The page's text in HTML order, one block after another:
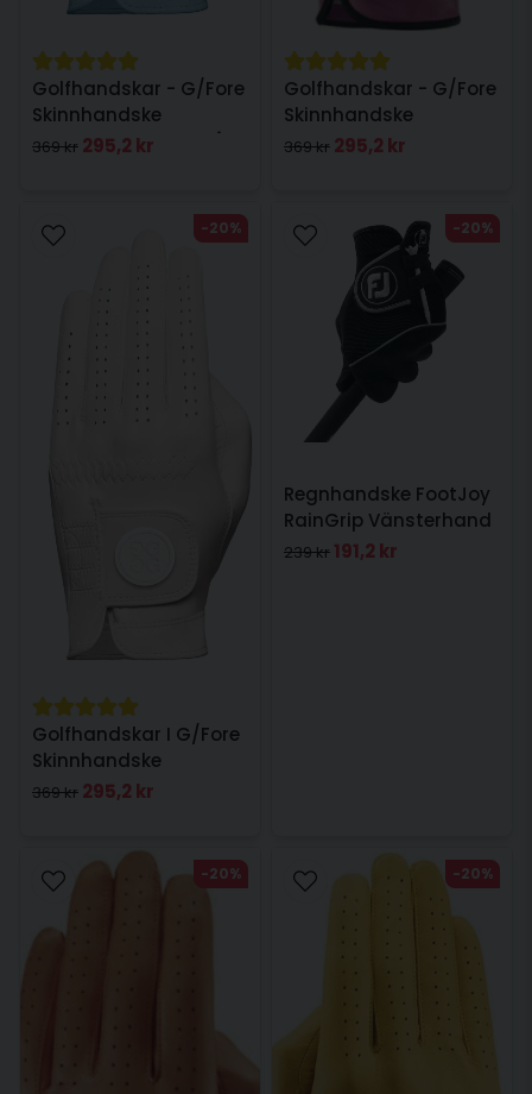
Golfhandskar - G/Fore
Skinnhandske
Vänsterhand Ljusblå
369 kr 295,2 kr
Golfhandskar - G/Fore
Skinnhandske
Vänsterhand Blossom
369 kr 295,2 kr
Golfhandskar I G/Fore
Skinnhandske
Vänsterhand Blush dam
369 kr 295,2 kr
-20%
Regnhandske FootJoy
RainGrip Vänsterhand
Dam
239 kr 191,2 kr
-20%
-20% -20%